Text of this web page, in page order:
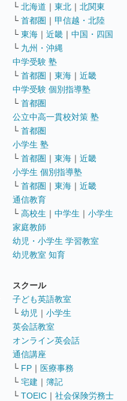
└ 北海道 ｜ 東北 ｜ 北関東
└ 首都圏 ｜ 甲信越・北陸
└ 東海 ｜ 近畿 ｜ 中国・四国
└ 九州・沖縄
中学受験 塾
└ 首都圏 ｜ 東海 ｜ 近畿
中学受験 個別指導塾
└ 首都圏
公立中高一貫校対策 塾
└ 首都圏
小学生 塾
└ 首都圏 ｜ 東海 ｜ 近畿
小学生 個別指導塾
└ 首都圏 ｜ 東海 ｜ 近畿
通信教育
└ 高校生 ｜ 中学生 ｜ 小学生
家庭教師
幼児・小学生 学習教室
幼児教室 知育
スクール
子ども英語教室
└ 幼児 ｜ 小学生
英会話教室
オンライン英会話
通信講座
└ FP ｜ 医療事務
└ 宅建 ｜ 簿記
└ TOEIC ｜ 社会保険労務士